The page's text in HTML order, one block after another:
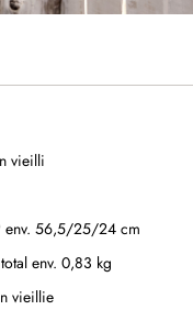
vieilli
env. 56,5/25/24 cm
env. 0,83 kg
vieillie